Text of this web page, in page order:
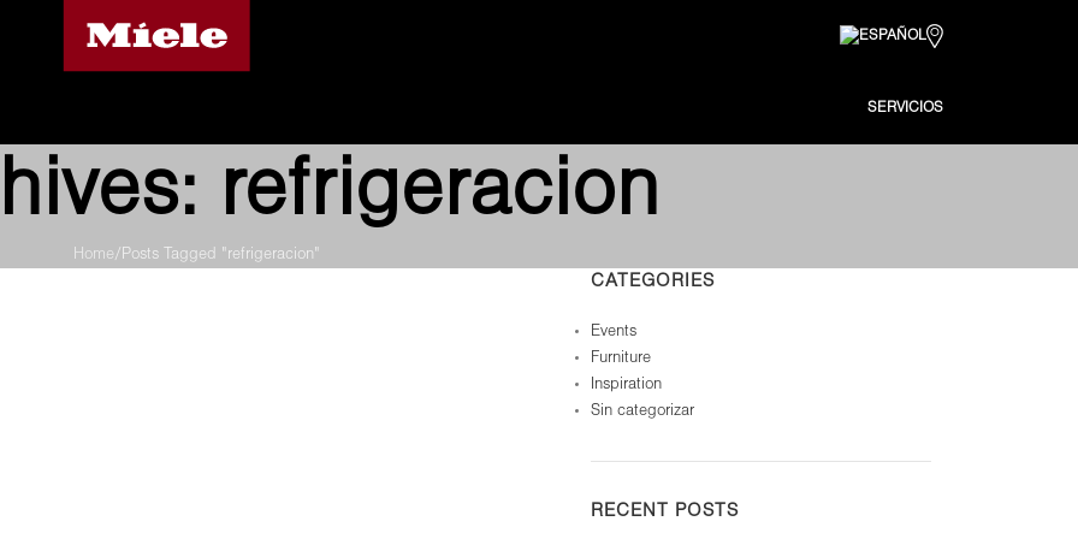
SERVICIOS
refrigeracion
Home Posts Tagged "refrigeracion"
CATEGORIES
Events
Furniture
Inspiration
Sin categorizar
RECENT POSTS